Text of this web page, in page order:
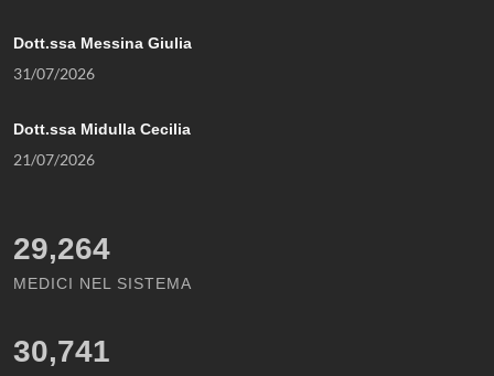
Dott.ssa Messina Giulia
31/07/2026
Dott.ssa Midulla Cecilia
21/07/2026
29,264
MEDICI NEL SISTEMA
30,741